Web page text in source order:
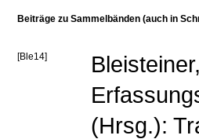
Beiträge zu Sammelbänden (auch in
[Ble14]
(Hrsg.):